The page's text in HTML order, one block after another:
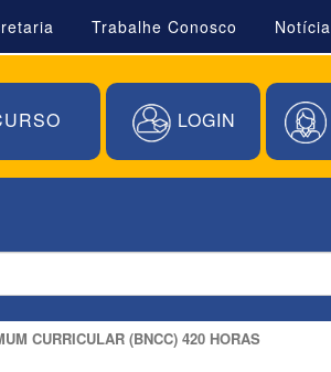
Trabalhe Conosco Notícia
LOGIN
CURRICULAR (BNCC) 420 HORAS